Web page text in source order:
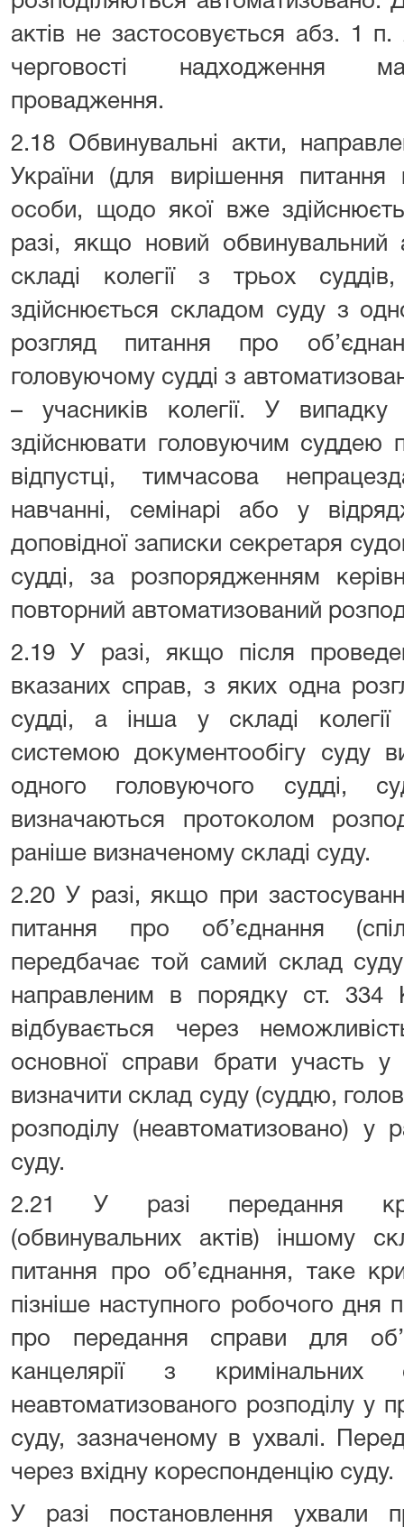
актів не застосовується абз. 1
черговості надходження
провадження.
2.18 Обвинувальні акти,
України (для вирішення питання
особи, щодо якої вже
разі, якщо новий обвинувальний
складі колегії з трьох
здійснюється складом суду з
розгляд питання про
головуючому судді з
– учасників колегії. У випадку
здійснювати головуючим суддею
відпустці, тимчасова
навчанні, семінарі або у
доповідної записки секретаря
судді, за розпорядженням
повторний автоматизований
2.19 У разі, якщо після
вказаних справ, з яких одна
судді, а інша у складі колегії
системою документообігу суду
одного головуючого судді,
визначаються протоколом
раніше визначеному складі суду.
2.20 У разі, якщо при
питання про об’єднання
передбачає той самий склад
направленим в порядку ст. 334
відбувається через
основної справи брати участь у
визначити склад суду (суддю,
розподілу (неавтоматизовано) у
суду.
2.21 У разі передання
(обвинувальних актів) іншому
питання про об’єднання, таке
пізніше наступного робочого дня
про передання справи для
канцелярії з
неавтоматизованого розподілу у
суду, зазначеному в ухвалі.
через вхідну кореспонденцію суду.
У разі постановлення ухвали